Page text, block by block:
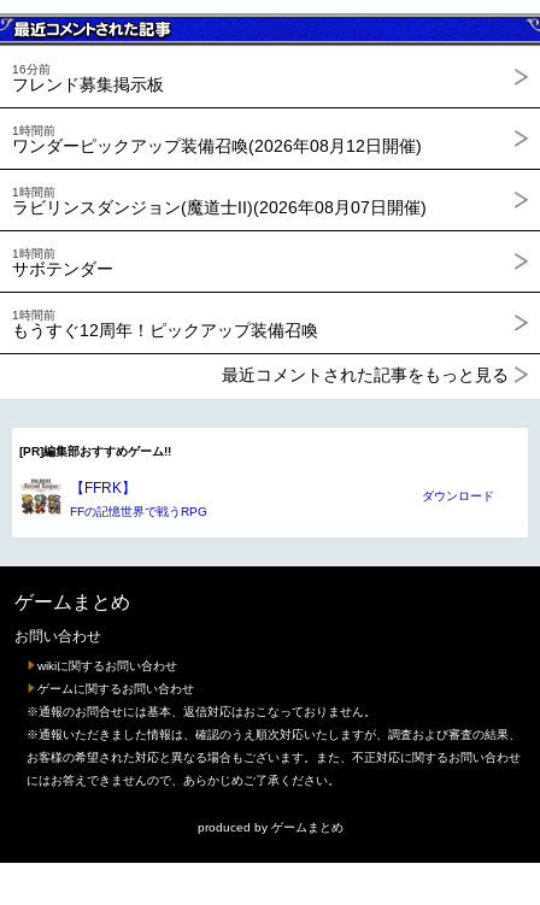
16分前
フレンド募集掲示板
1時間前
ワンダーピックアップ装備召喚(2026年08月12日開催)
1時間前
ラビリンスダンジョン(魔道士II)(2026年08月07日開催)
1時間前
サボテンダー
1時間前
もうすぐ12周年！ピックアップ装備召喚
最近コメントされた記事をもっと見る
[PR]編集部おすすめゲーム!!
【FFRK】
FFの記憶世界で戦うRPG
ダウンロード
ゲームまとめ
お問い合わせ
wikiに関するお問い合わせ
ゲームに関するお問い合わせ
※通報のお問合せには基本、返信対応はおこなっておりません。
※通報いただきました情報は、確認のうえ順次対応いたしますが、調査および審査の結果、
お客様の希望された対応と異なる場合もございます。また、不正対応に関するお問い合わせ
にはお答えできませんので、あらかじめご了承ください。
produced by ゲームまとめ